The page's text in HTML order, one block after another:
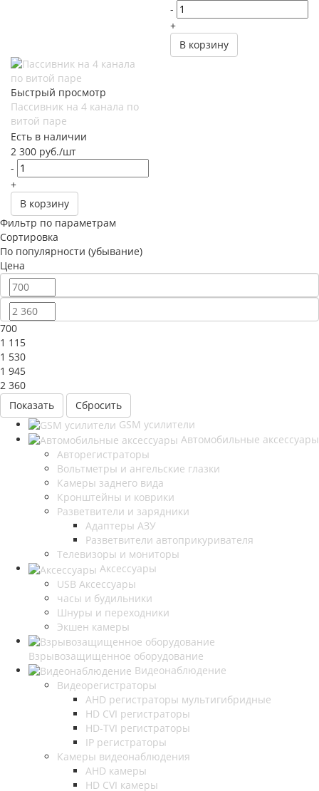
-
+
В корзину
Быстрый просмотр
Пассивник на 4 канала по
витой паре
Есть в наличии
2 300 руб./шт
-
+
В корзину
Фильтр по параметрам
Сортировка
По популярности (убывание)
Цена
700
1 115
1 530
1 945
2 360
Сбросить
GSM усилители
Автомобильные аксессуары
Авторегистраторы
Вольтметры и ангельские глазки
Камеры заднего вида
Кронштейны и коврики
Разветвители и зарядники
Адаптеры АЗУ
Разветвители автоприкуривателя
Телевизоры и мониторы
Аксессуары
USB Аксессуары
часы и будильники
Шнуры и переходники
Экшен камеры
Взрывозащищенное оборудование
Видеонаблюдение
Видеорегистраторы
AHD регистраторы мультигибридные
HD CVI регистраторы
HD-TVI регистраторы
IP регистраторы
Камеры видеонаблюдения
AHD камеры
HD CVI камеры